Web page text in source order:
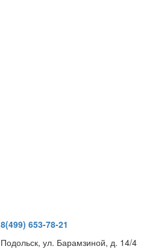
8(499) 653-78-21
Подольск, ул. Барамзиной, д. 14/4